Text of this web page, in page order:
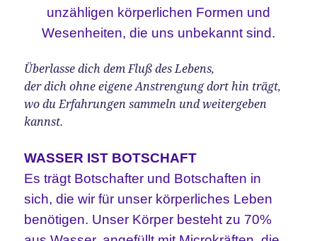
unzähligen körperlichen Formen und
Wesenheiten, die uns unbekannt sind.
Überlasse dich dem Fluß des Lebens,
der dich ohne eigene Anstrengung dort hin trägt,
wo du Erfahrungen sammeln und weitergeben
kannst.
WASSER IST BOTSCHAFT
Es trägt Botschafter und Botschaften in
sich, die wir für unser körperliches Leben
benötigen. Unser Körper besteht zu 70%